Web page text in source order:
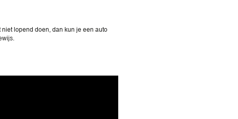
lopend doen, dan kun je een auto